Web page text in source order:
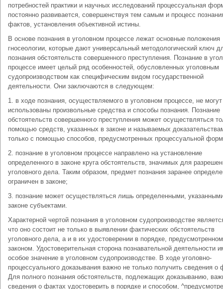
потребностей практики и научных исследований процессуальная
постоянно развивается, совершенствуя тем самым и процесс
фактов, установления объективной истины.
В основе познания в уголовном процессе лежат основные положения
гносеологии, которые дают универсальный методологический ключ
познания обстоятельств совершенного преступления. Познание в
процессе имеет целый ряд особенностей, обусловленных уголовным
судопроизводством как специфическим видом государственной
деятельности. Они заключаются в следующем:
1. в ходе познания, осуществляемого в уголовном процессе, не
использованы произвольные средства и способы познания. Познание
обстоятельств совершенного преступления может осуществляться
помощью средств, указанных в законе и называемых
только с помощью способов, предусмотренных процессуальной
2. познание в уголовном процессе направлено на установление
определенного в законе круга обстоятельств, значимых для
уголовного дела. Таким образом, предмет познания заранее
ограничен в законе;
3. познание может осуществляться лишь определенными,
законе субъектами.
Характерной чертой познания в уголовном судопроизводстве
что оно состоит не только в выявлении фактических обстоятельств
уголовного дела, а и в их удостоверении в порядке, предусмотренном
законом. Удостоверительная сторона познавательной деятельности
особое значение в уголовном судопроизводстве. В ходе уголовно-
процессуального доказывания важно не только получить сведения о
Для полного познания обстоятельств, подлежащих доказыванию,
сведения о фактах удостоверить в порядке и способом,